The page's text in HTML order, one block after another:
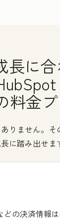
長に
料金
りません。そ
に踏み出せま
どの決済情報